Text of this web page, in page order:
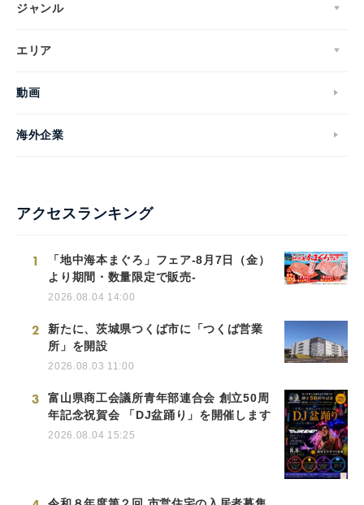
ジャンル
エリア
動画
海外企業
アクセスランキング
1
「地中海本まぐろ」フェア-8月7日（金）
より期間・数量限定で販売-
2026.08.04 14:00
2
新たに、茨城県つくば市に「つくば営業
所」を開設
2026.08.03 11:00
3
富山県商工会議所青年部連合会 創立50周
年記念祝賀会 「DJ盆踊り」を開催します
2026.08.04 15:25